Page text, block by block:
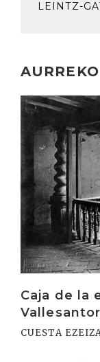
LEINTZ-
Caja de la
CUESTA
Irakurri